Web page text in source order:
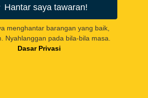
Hantar saya tawaran!
menghantar barangan yang baik,
Nyahlanggan pada bila-bila masa.
Dasar Privasi